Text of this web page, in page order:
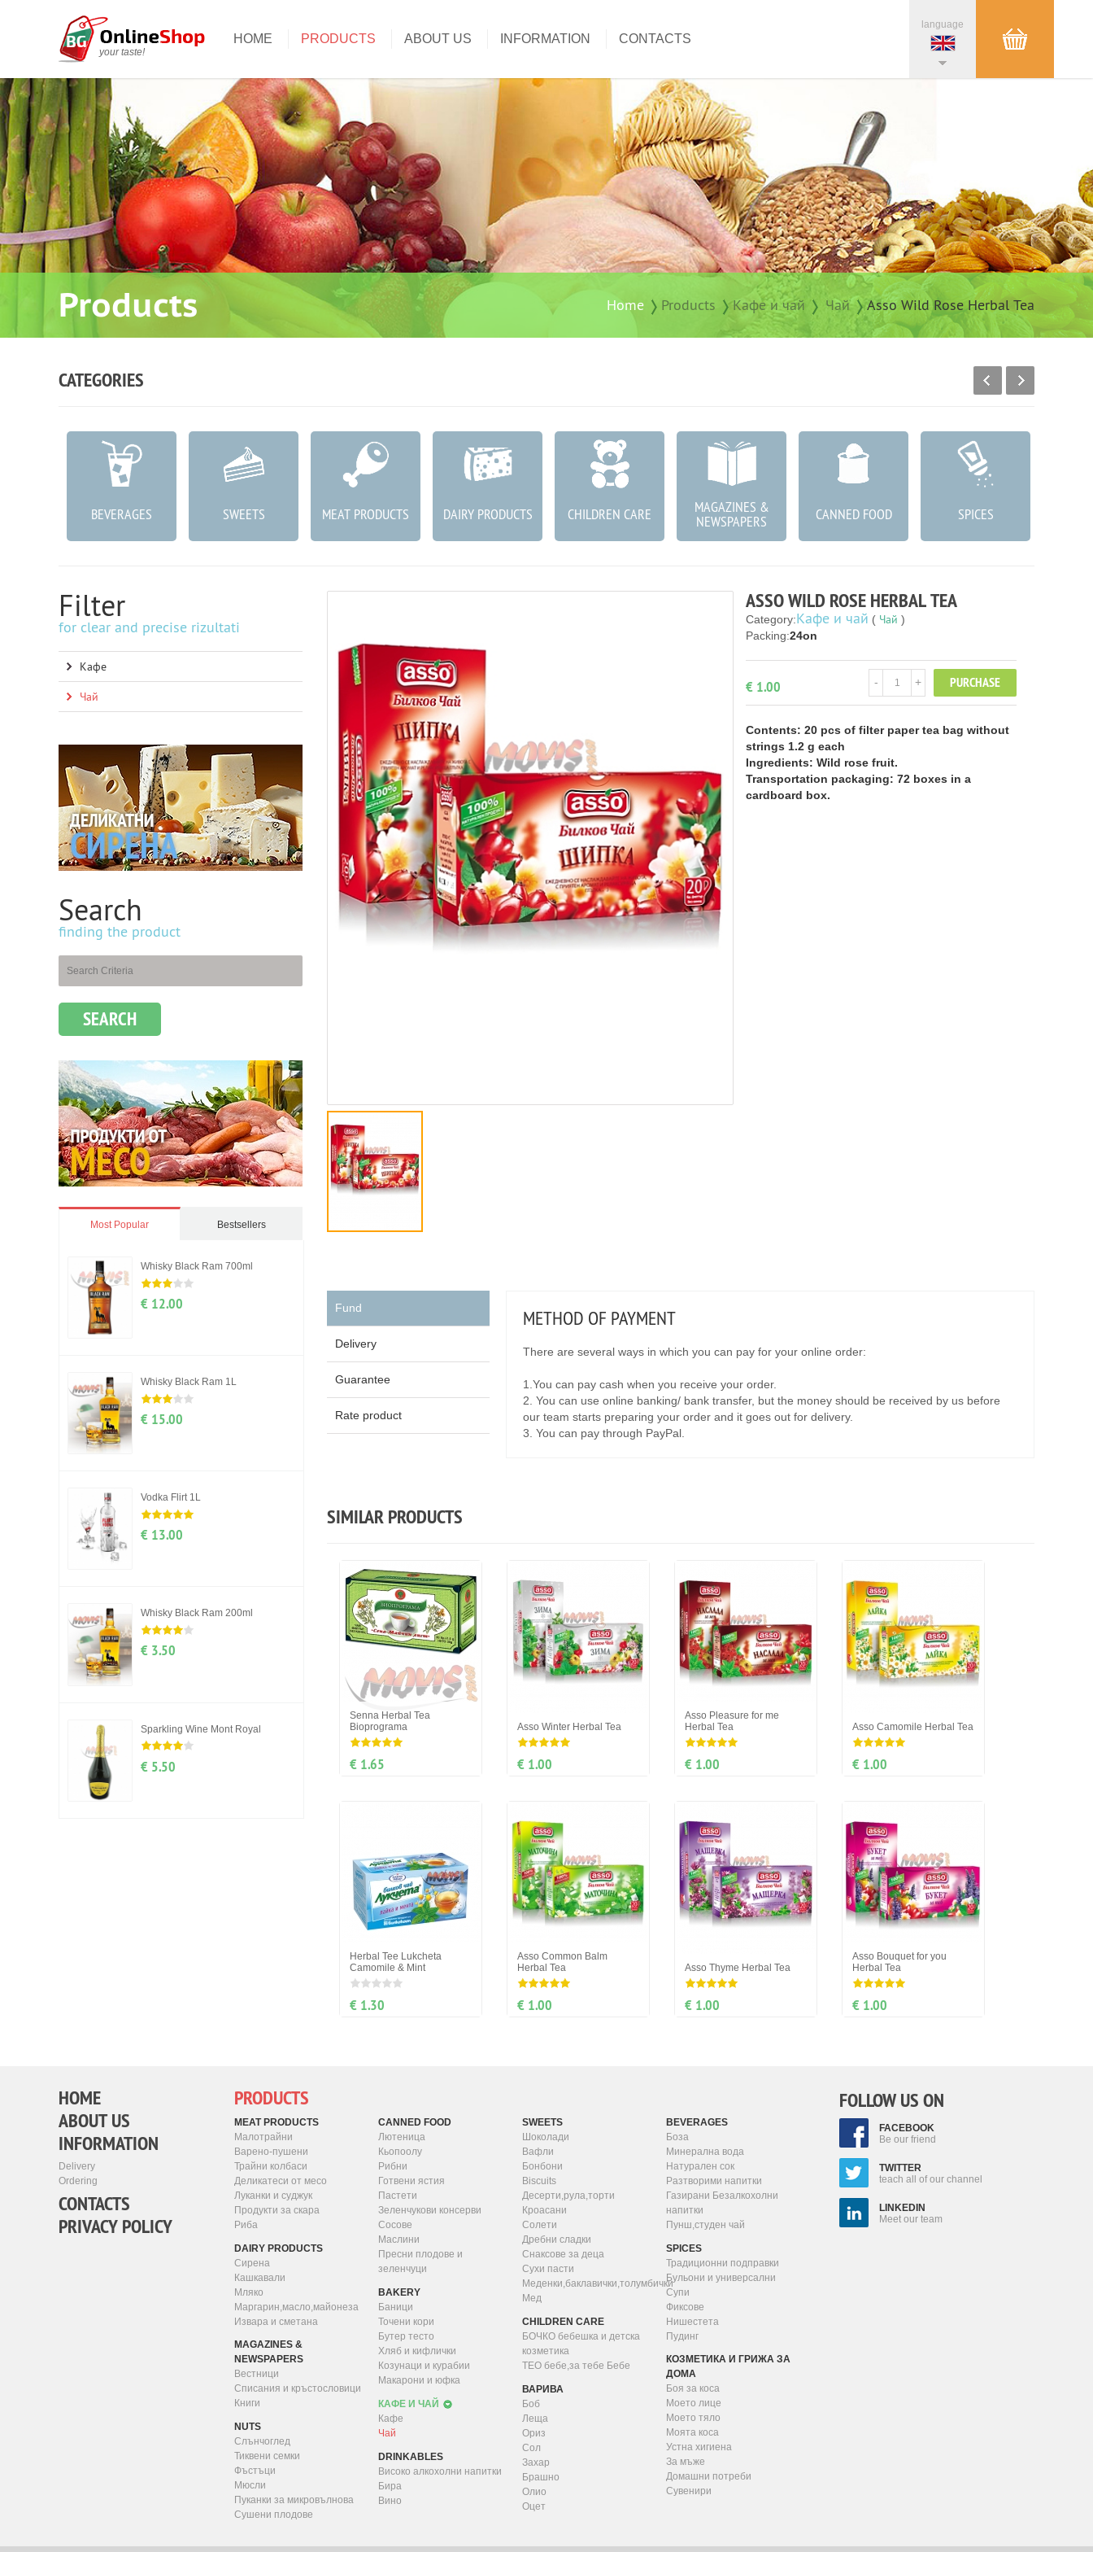
your taste!
HOME PRODUCTS ABOUT US INFORMATION CONTACTS
language
Products Home Products Кафе и чай Чай Asso Wild Rose Herbal Tea
CATEGORIES
BEVERAGES SWEETS MEAT PRODUCTS DAIRY PRODUCTS CHILDREN CARE MAGAZINES &
NEWSPAPERS CANNED FOOD SPICES
Filter
for clear and precise rizultati
Кафе
Чай
Search
finding the product
SEARCH
Most Popular Bestsellers
Whisky Black Ram 700ml
€ 12.00
Whisky Black Ram 1L
€ 15.00
Vodka Flirt 1L
€ 13.00
Whisky Black Ram 200ml
€ 3.50
Sparkling Wine Mont Royal
€ 5.50
ASSO WILD ROSE HERBAL TEA
Category:Кафе и чай ( Чай )
Packing:24on
€ 1.00 PURCHASE
+
-
Contents: 20 pcs of filter paper tea bag without
strings 1.2 g each
Ingredients: Wild rose fruit.
Transportation packaging: 72 boxes in a
cardboard box.
Fund
Delivery
Guarantee
Rate product
METHOD OF PAYMENT
There are several ways in which you can pay for your online order:
1.You can pay cash when you receive your order.
2. You can use online banking/ bank transfer, but the money should be received by us before
our team starts preparing your order and it goes out for delivery.
3. You can pay through PayPal.
SIMILAR PRODUCTS
Senna Herbal Tea
Bioprograma
€ 1.65
Asso Winter Herbal Tea
€ 1.00
Asso Pleasure for me
Herbal Tea
€ 1.00
Asso Camomile Herbal Tea
€ 1.00
Herbal Tee Lukcheta
Camomile & Mint
€ 1.30
Asso Common Balm
Herbal Tea
€ 1.00
Asso Thyme Herbal Tea
€ 1.00
Asso Bouquet for you
Herbal Tea
€ 1.00
HOME
ABOUT US
INFORMATION
Delivery
Ordering
CONTACTS
PRIVACY POLICY
PRODUCTS
MEAT PRODUCTS
Малотрайни
Варено-пушени
Трайни колбаси
Деликатеси от месо
Луканки и суджук
Продукти за скара
Риба
DAIRY PRODUCTS
Сирена
Кашкавали
Мляко
Маргарин,масло,майонеза
Извара и сметана
MAGAZINES &
NEWSPAPERS
Вестници
Списания и кръстословици
Книги
NUTS
Слънчоглед
Тиквени семки
Фъстъци
Мюсли
Пуканки за микровълнова
Сушени плодове
CANNED FOOD
Лютеница
Кьопоолу
Рибни
Готвени ястия
Пастети
Зеленчукови консерви
Сосове
Маслини
Пресни плодове и
зеленчуци
BAKERY
Баници
Точени кори
Бутер тесто
Хляб и кифлички
Козунаци и курабии
Макарони и юфка
КАФЕ И ЧАЙ
Кафе
Чай
DRINKABLES
Високо алкохолни напитки
Бира
Вино
SWEETS
Шоколади
Вафли
Бонбони
Biscuits
Десерти,рула,торти
Кроасани
Солети
Дребни сладки
Снаксове за деца
Сухи пасти
Меденки,баклавички,толумбички
Мед
CHILDREN CARE
БОЧКО бебешка и детска
козметика
ТЕО бебе,за тебе Бебе
ВАРИВА
Боб
Леща
Ориз
Сол
Захар
Брашно
Олио
Оцет
BEVERAGES
Боза
Минерална вода
Натурален сок
Разтворими напитки
Газирани Безалкохолни
напитки
Пунш,студен чай
SPICES
Традиционни подправки
Бульони и универсални
Супи
Фиксове
Нишестета
Пудинг
КОЗМЕТИКА И ГРИЖА ЗА
ДОМА
Боя за коса
Моето лице
Моето тяло
Моята коса
Устна хигиена
За мъже
Домашни потреби
Сувенири
FOLLOW US ON
FACEBOOK
Be our friend
TWITTER
teach all of our channel
LINKEDIN
Meet our team